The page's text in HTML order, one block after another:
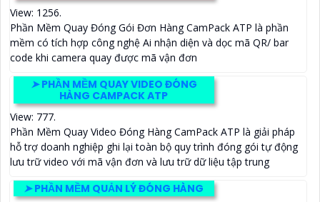
View: 1256.
Phần Mềm Quay Đóng Gói Đơn Hàng CamPack ATP là phần
mềm có tích hợp công nghệ Ai nhận diện và dọc mã QR/ bar
code khi camera quay được mã vận đơn
➤PHẦN MỀM QUAY VIDEO ĐÓNG
HÀNG CAMPACK ATP
View: 777.
Phần Mềm Quay Video Đóng Hàng CamPack ATP là giải pháp
hỗ trợ doanh nghiệp ghi lại toàn bộ quy trình đóng gói tự động
lưu trữ video với mã vận đơn và lưu trữ dữ liệu tập trung
➤PHẦN MỀM QUẢN LÝ ĐÓNG HÀNG